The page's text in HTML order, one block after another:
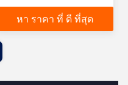
หา ราคา ที่ ดี ที่สุด